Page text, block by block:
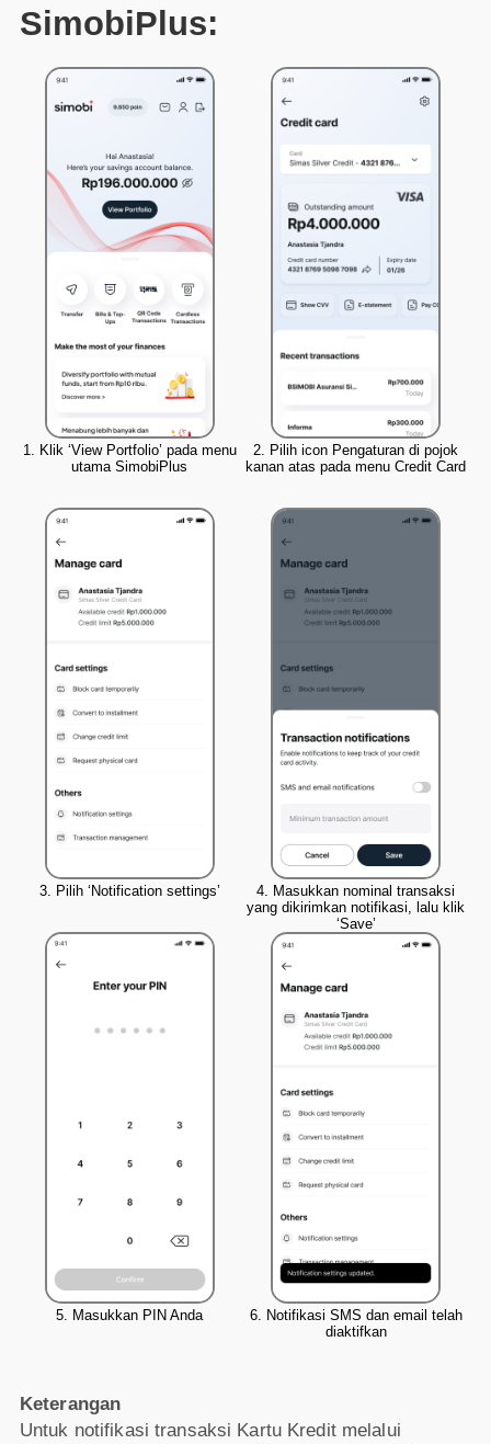
SimobiPlus:
1. Klik ‘View Portfolio’ pada menu
utama SimobiPlus
2. Pilih icon Pengaturan di pojok
kanan atas pada menu Credit Card
3. Pilih ‘Notification settings’
4. Masukkan nominal transaksi
yang dikirimkan notifikasi, lalu klik
‘Save’
5. Masukkan PIN Anda
6. Notifikasi SMS dan email telah
diaktifkan
Keterangan
Untuk notifikasi transaksi Kartu Kredit melalui